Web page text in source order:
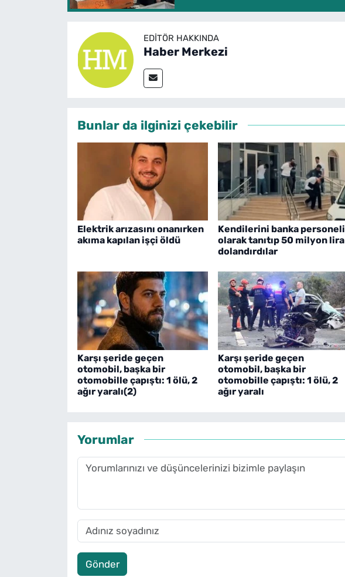
EDITÖR HAKKINDA
Haber Merkezi
Bunlar da ilginizi çekebilir
Elektrik arızasını onanırken
akıma kapılan işçi öldü
Kendilerini banka personeli
olarak tanıtıp 50 milyon lira
dolandırdılar
Karşı şeride geçen
otomobil, başka bir
otomobille çapıştı: 1 ölü, 2
ağır yaralı(2)
Karşı şeride geçen
otomobil, başka bir
otomobille çapıştı: 1 ölü, 2
ağır yaralı
Yorumlar
Gönder